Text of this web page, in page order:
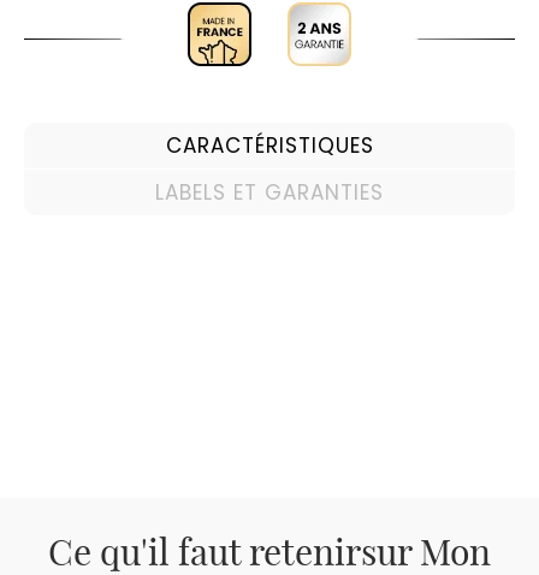
CARACTÉRISTIQUES
LABELS ET GARANTIES
Ce qu'il faut retenirsur Mon